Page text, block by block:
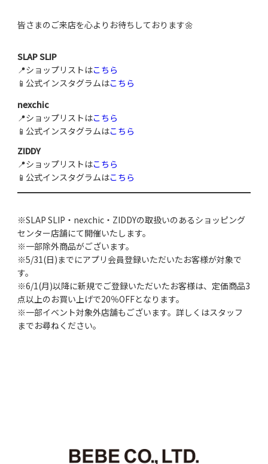
皆さまのご来店を心よりお待ちしております🌼
SLAP SLIP
📍ショップリストはこちら
📱公式インスタグラムはこちら
nexchic
📍ショップリストはこちら
📱公式インスタグラムはこちら
ZIDDY
📍ショップリストはこちら
📱公式インスタグラムはこちら
※SLAP SLIP・nexchic・ZIDDYの取扱いのあるショッピング
センター店舗にて開催いたします。
※一部除外商品がございます。
※5/31(日)までにアプリ会員登録いただいたお客様が対象で
す。
※6/1(月)以降に新規でご登録いただいたお客様は、定価商品3
点以上のお買い上げで20％OFFとなります。
※一部イベント対象外店舗もございます。詳しくはスタッフ
までお尋ねください。